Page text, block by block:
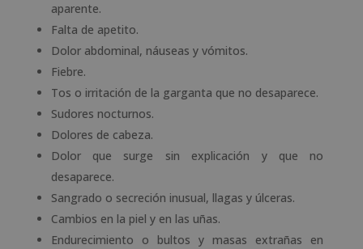
aparente.
Falta de apetito.
Dolor abdominal, náuseas y vómitos.
Fiebre.
Tos o irritación de la garganta que no desaparece.
Sudores nocturnos.
Dolores de cabeza.
Dolor que surge sin explicación y que no
desaparece.
Sangrado o secreción inusual, llagas y úlceras.
Cambios en la piel y en las uñas.
Endurecimiento o bultos y masas extrañas en